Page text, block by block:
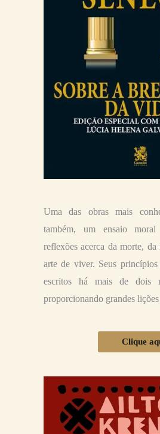
Uma das obras mais
também, um ensaio
reflexões acerca da morte, da
arte de viver. Seus princípios
escritos há mais de dois
proporcionando grandes
Clique